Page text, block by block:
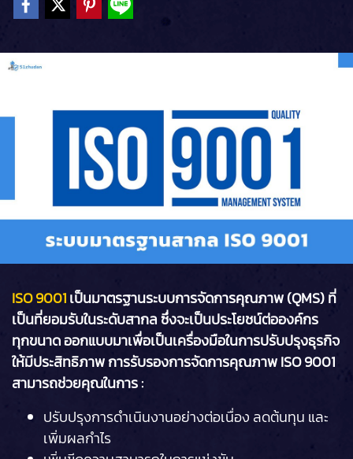
ISO 9001เป็นมาตรฐานระบบการจัดการคุณภาพ (QMS) ที่
เป็นที่ยอมรับในระดับสากล ซึ่งจะเป็นประโยชน์ต่อองค์กร
ทุกขนาด ออกแบบมาเพื่อเป็นเครื่องมือในการปรับปรุงธุรกิจ
ให้มีประสิทธิภาพ การรับรองการจัดการคุณภาพ ISO 9001
สามารถช่วยคุณในการ :
ปรับปรุงการดำเนินงานอย่างต่อเนื่อง ลดต้นทุน และ
เพิ่มผลกำไร